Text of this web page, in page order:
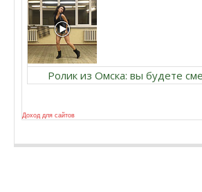
Ролик из Омска: вы будете
Доход для сайтов